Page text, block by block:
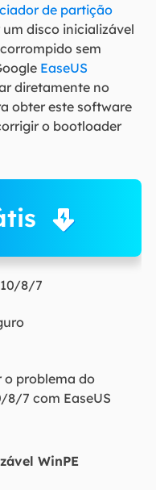
de partição
disco inicializável
sem
EaseUS
diretamente no
obter este software
o bootloader
8/7
o problema do
8/7 com EaseUS
WinPE